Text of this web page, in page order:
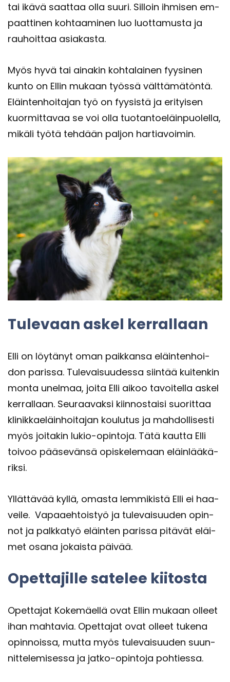
tai ikävä saat­taa olla suuri. Sil­loin ih­mi­sen em­
paat­ti­nen koh­taa­mi­nen luo luot­ta­mus­ta ja
rau­hoit­taa asia­kas­ta.
Myös hyvä tai ai­na­kin koh­ta­lai­nen fyy­si­nen
kunto on Ellin mu­kaan työs­sä vält­tä­mä­tön­tä.
Eläin­ten­hoi­ta­jan työ on fyy­sis­tä ja eri­tyi­sen
kuor­mit­ta­vaa se voi olla tuo­tan­toe­läin­puo­lel­la,
mi­kä­li työtä teh­dään pal­jon har­tia­voi­min.
Tu­le­vaan askel ker­ral­laan
Elli on löy­tä­nyt oman paik­kan­sa eläin­ten­hoi­
don pa­ris­sa. Tu­le­vai­suu­des­sa siin­tää kui­ten­kin
monta unel­maa, joita Elli aikoo ta­voi­tel­la askel
ker­ral­laan. Seu­raa­vak­si kiin­nos­tai­si suo­rit­taa
kli­nik­kae­läin­hoi­ta­jan kou­lu­tus ja mah­dol­li­ses­ti
myös joi­ta­kin lukio-​opintoja. Tätä kaut­ta Elli
toi­voo pää­se­vän­sä opis­ke­le­maan eläin­lää­kä­
rik­si.
Yl­lät­tä­vää kyllä, omas­ta lem­mi­kis­tä Elli ei haa­
vei­le. Va­paa­eh­tois­työ ja tu­le­vai­suu­den opin­
not ja palk­ka­työ eläin­ten pa­ris­sa pi­tä­vät eläi­
met osana jo­kais­ta päi­vää.
Opet­ta­jil­le sa­te­lee kii­tos­ta
Opet­ta­jat Ko­ke­mäel­lä ovat Ellin mu­kaan ol­leet
ihan mah­ta­via. Opet­ta­jat ovat ol­leet tu­ke­na
opin­nois­sa, mutta myös tu­le­vai­suu­den suun­
nit­te­le­mi­ses­sa ja jatko-​opintoja poh­ties­sa.